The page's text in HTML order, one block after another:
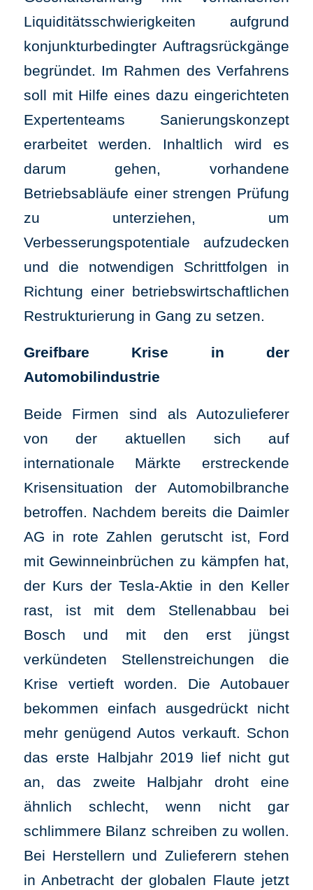
Liquiditätsschwierigkeiten aufgrund
konjunkturbedingter Auftragsrückgänge
begründet. Im Rahmen des Verfahrens
soll mit Hilfe eines dazu eingerichteten
Expertenteams Sanierungskonzept
erarbeitet werden. Inhaltlich wird es
darum gehen, vorhandene
Betriebsabläufe einer strengen Prüfung
zu unterziehen, um
Verbesserungspotentiale aufzudecken
und die notwendigen Schrittfolgen in
Richtung einer betriebswirtschaftlichen
Restrukturierung in Gang zu setzen.
Greifbare Krise in der
Automobilindustrie
Beide Firmen sind als Autozulieferer
von der aktuellen sich auf
internationale Märkte erstreckende
Krisensituation der Automobilbranche
betroffen. Nachdem bereits die Daimler
AG in rote Zahlen gerutscht ist, Ford
mit Gewinneinbrüchen zu kämpfen hat,
der Kurs der Tesla-Aktie in den Keller
rast, ist mit dem Stellenabbau bei
Bosch und mit den erst jüngst
verkündeten Stellenstreichungen die
Krise vertieft worden. Die Autobauer
bekommen einfach ausgedrückt nicht
mehr genügend Autos verkauft. Schon
das erste Halbjahr 2019 lief nicht gut
an, das zweite Halbjahr droht eine
ähnlich schlecht, wenn nicht gar
schlimmere Bilanz schreiben zu wollen.
Bei Herstellern und Zulieferern stehen
in Anbetracht der globalen Flaute jetzt